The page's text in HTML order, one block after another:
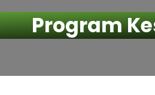
Program